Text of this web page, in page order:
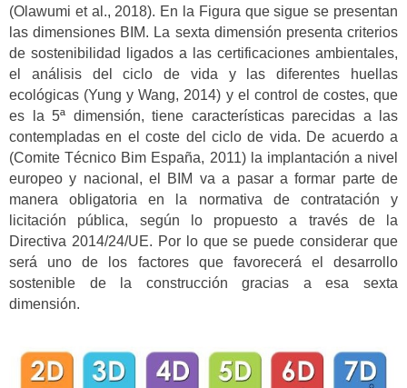
(Olawumi et al., 2018). En la Figura que sigue se presentan
las dimensiones BIM. La sexta dimensión presenta criterios
de sostenibilidad ligados a las certificaciones ambientales,
el análisis del ciclo de vida y las diferentes huellas
ecológicas (Yung y Wang, 2014) y el control de costes, que
es la 5ª dimensión, tiene características parecidas a las
contempladas en el coste del ciclo de vida. De acuerdo a
(Comite Técnico Bim España, 2011) la implantación a nivel
europeo y nacional, el BIM va a pasar a formar parte de
manera obligatoria en la normativa de contratación y
licitación pública, según lo propuesto a través de la
Directiva 2014/24/UE. Por lo que se puede considerar que
será uno de los factores que favorecerá el desarrollo
sostenible de la construcción gracias a esa sexta
dimensión.